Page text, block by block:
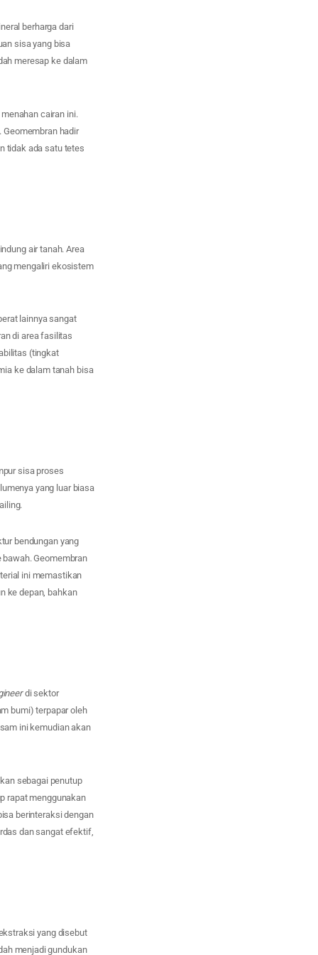
berharga dari
sisa yang bisa
meresap ke dalam
cairan ini.
hadir
tidak ada satu tetes
air tanah. Area
mengaliri ekosistem
lainnya sangat
di area fasilitas
(tingkat
ke dalam tanah bisa
sisa proses
yang luar biasa
bendungan yang
Geomembran
ini memastikan
ke depan, bahkan
di sektor
bumi) terpapar oleh
ini kemudian akan
sebagai penutup
rapat menggunakan
berinteraksi dengan
dan sangat efektif,
yang disebut
menjadi gundukan